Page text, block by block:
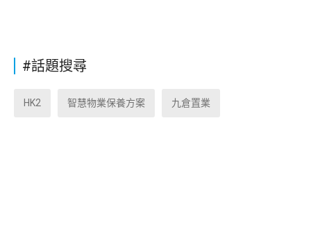
#話題搜尋
HK2 智慧物業保養方案 九倉置業